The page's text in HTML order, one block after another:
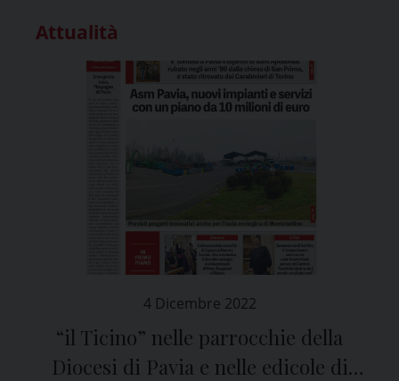
Attualità
4 Dicembre 2022
“il Ticino” nelle parrocchie della
Diocesi di Pavia e nelle edicole di